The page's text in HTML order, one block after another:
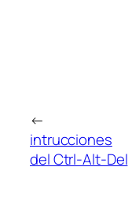
←
intrucciones
del Ctrl-Alt-Del